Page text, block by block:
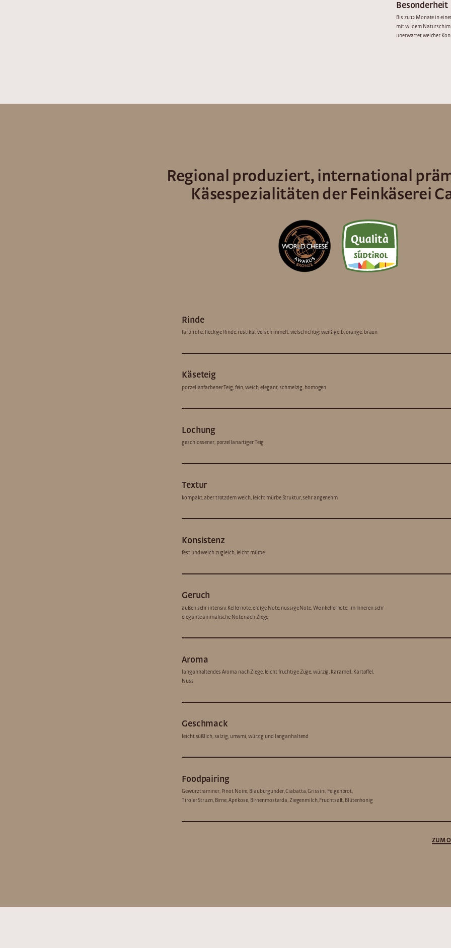
Besonderheit
Bis zu 12 Monate in
mit wildem
unerwartet weicher
Regional produziert, international
Käsespezialitäten der Feinkäserei
Rinde
farbfrohe, fleckige Rinde, rustikal, verschimmelt, vielschichtig: weiß, gelb, orange, braun
Käseteig
porzellanfarbener Teig, fein, weich, elegant, schmelzig, homogen
Lochung
geschlossener, porzellanartiger Teig
Textur
kompakt, aber trotzdem weich, leicht mürbe Struktur, sehr angenehm
Konsistenz
fest und weich zugleich, leicht mürbe
Geruch
außen sehr intensiv, Kellernote, erdige Note, nussige Note, Weinkellernote, im Inneren sehr
elegante animalische Note nach Ziege
Aroma
langanhaltendes Aroma nach Ziege, leicht fruchtige Züge, würzig, Karamell, Kartoffel,
Nuss
Geschmack
leicht süßlich, salzig, umami, würzig und langanhaltend
Foodpairing
Gewürztraminer, Pinot Noire, Blauburgunder, Ciabatta, Grissini, Feigenbrot,
Tiroler Struzn, Birne, Aprikose, Birnenmostarda, Ziegenmilch, Fruchtsaft, Blütenhonig
ZUM